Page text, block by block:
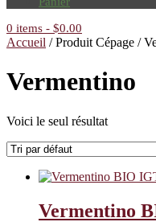
0 items - $0.00
Accueil / Produit Cépage /
Vermentino
Voici le seul résultat
Vermentino